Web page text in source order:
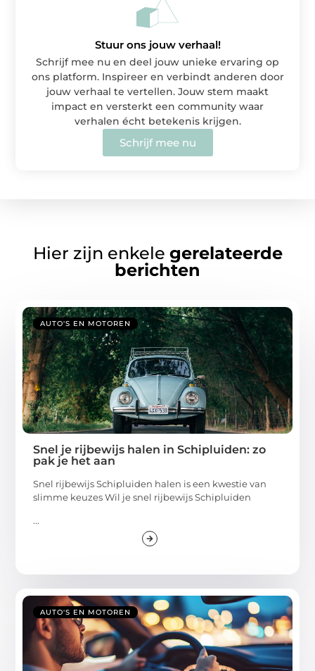
Stuur ons jouw verhaal!
Schrijf mee nu en deel jouw unieke ervaring op
ons platform. Inspireer en verbindt anderen door
jouw verhaal te vertellen. Jouw stem maakt
impact en versterkt een community waar
verhalen écht betekenis krijgen.
Schrijf mee nu
Hier zijn enkele gerelateerde
berichten
AUTO'S EN MOTOREN
Snel je rijbewijs halen in Schipluiden: zo
pak je het aan
Snel rijbewijs Schipluiden halen is een kwestie van
slimme keuzes Wil je snel rijbewijs Schipluiden
...
AUTO'S EN MOTOREN